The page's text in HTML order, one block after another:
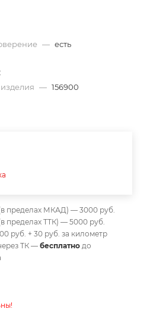
— есть
— 156900
пределах МКАД) — 3000 руб.
пределах ТТК) — 5000 руб.
руб. + 30 руб. за километр
ТК — бесплатно до